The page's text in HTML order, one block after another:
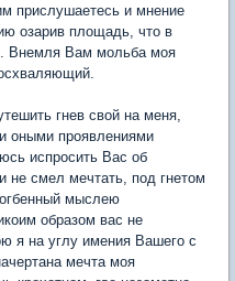
прислушаетесь и мнение
озарив площадь, что в
Внемля Вам мольба моя
гнев свой на меня,
оными проявлениями
испросить Вас об
не смел мечтать, под гнетом
мыслею
образом вас не
я на углу имения Вашего с
мечта моя